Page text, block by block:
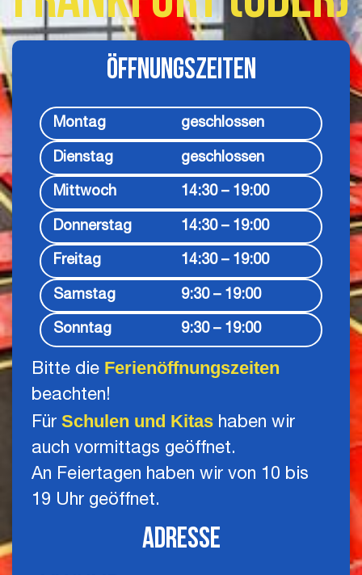
Öffnungszeiten
Montag geschlossen
Dienstag geschlossen
Mittwoch 14:30 – 19:00
Donnerstag 14:30 – 19:00
Freitag 14:30 – 19:00
Samstag 9:30 – 19:00
Sonntag 9:30 – 19:00
Bitte die Ferienöffnungszeiten
beachten!
FürSchulen und Kitas haben wir
auch vormittags geöffnet.
An Feiertagen haben wir von 10 bis
19 Uhr geöffnet.
Adresse